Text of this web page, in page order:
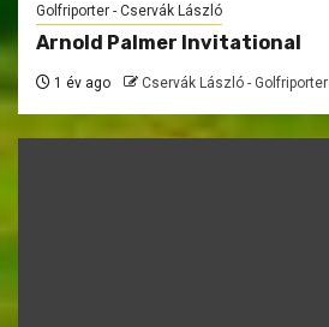
Golfriporter - Cservák László
Arnold Palmer Invitational
1 év ago Cservák László - Golfriporter